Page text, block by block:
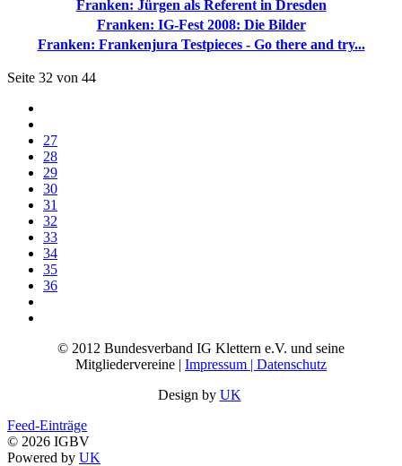
Franken: Jürgen als Referent in Dresden
Franken: IG-Fest 2008: Die Bilder
Franken: Frankenjura Testpieces - Go there and try...
Seite 32 von 44
27
28
29
30
31
32
33
34
35
36
© 2012 Bundesverband IG Klettern e.V. und seine
Mitgliedervereine | Impressum | Datenschutz
Design by UK
Feed-Einträge
© 2026 IGBV
Powered by UK